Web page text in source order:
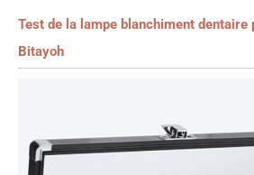
Test de la lampe blanchiment dentaire
Bitayoh